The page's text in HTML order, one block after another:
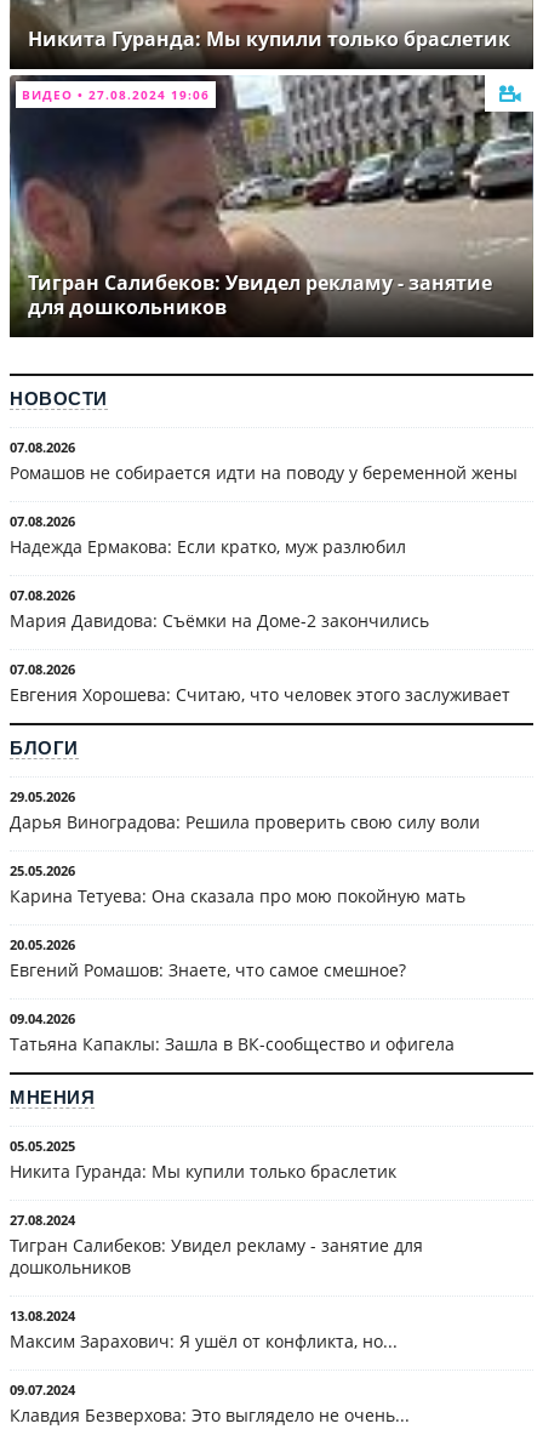
Никита Гуранда: Мы купили только браслетик
ВИДЕО • 27.08.2024 19:06
Тигран Салибеков: Увидел рекламу - занятие
для дошкольников
НОВОСТИ
07.08.2026
Ромашов не собирается идти на поводу у беременной жены
07.08.2026
Надежда Ермакова: Если кратко, муж разлюбил
07.08.2026
Мария Давидова: Съёмки на Доме-2 закончились
07.08.2026
Евгения Хорошева: Считаю, что человек этого заслуживает
БЛОГИ
29.05.2026
Дарья Виноградова: Решила проверить свою силу воли
25.05.2026
Карина Тетуева: Она сказала про мою покойную мать
20.05.2026
Евгений Ромашов: Знаете, что самое смешное?
09.04.2026
Татьяна Капаклы: Зашла в ВК-сообщество и офигела
МНЕНИЯ
05.05.2025
Никита Гуранда: Мы купили только браслетик
27.08.2024
Тигран Салибеков: Увидел рекламу - занятие для
дошкольников
13.08.2024
Максим Зарахович: Я ушёл от конфликта, но...
09.07.2024
Клавдия Безверхова: Это выглядело не очень...